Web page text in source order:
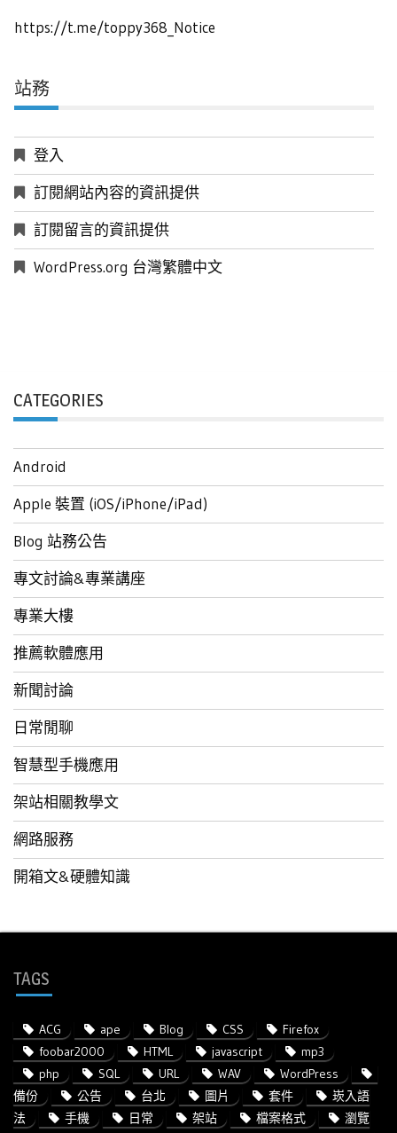
https://t.me/toppy368_Notice
站務
登入
訂閱網站內容的資訊提供
訂閱留言的資訊提供
WordPress.org 台灣繁體中文
CATEGORIES
Android
Apple 裝置 (iOS/iPhone/iPad)
Blog 站務公告
專文討論&專業講座
專業大樓
推薦軟體應用
新聞討論
日常閒聊
智慧型手機應用
架站相關教學文
網路服務
開箱文&硬體知識
TAGS
ACG ape Blog CSS
Firefox
foobar2000
HTML javascript
mp3
php
SQL URL WAV
WordPress
備份
公告 台北 圖片 套件
崁入語
法
手機 日常 架站 檔案格式
瀏覽